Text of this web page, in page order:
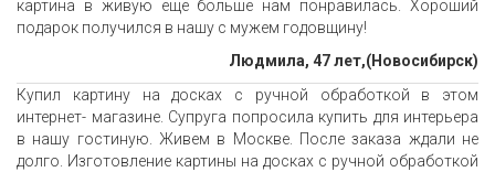
картина в живую еще больше нам понравилась. Хороший
подарок получился в нашу с мужем годовщину!
Людмила, 47 лет,(Новосибирск)
Купил картину на досках с ручной обработкой в этом
интернет- магазине. Супруга попросила купить для интерьера
в нашу гостиную. Живем в Москве. После заказа ждали не
долго. Изготовление картины на досках с ручной обработкой